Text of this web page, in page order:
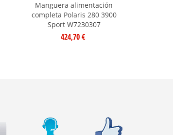
Manguera alimentación
completa Polaris 280 3900
Sport W7230307
424,70 €